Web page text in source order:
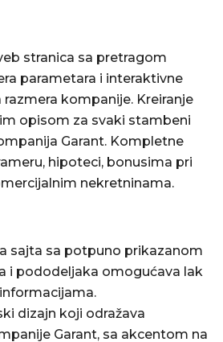
stranica sa pretragom
parametara i interaktivne
kompanije. Kreiranje
opisom za svaki stambeni
Garant. Kompletne
hipoteci, bonusima pri
nekretninama.
sajta sa potpuno prikazanom
i pododeljaka omogućava lak
dizajn koji odražava
Garant, sa akcentom na